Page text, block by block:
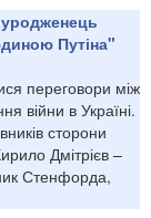
Путіна"
переговори між
війни в Україні.
сторони
Дмітрієв –
Стенфорда,